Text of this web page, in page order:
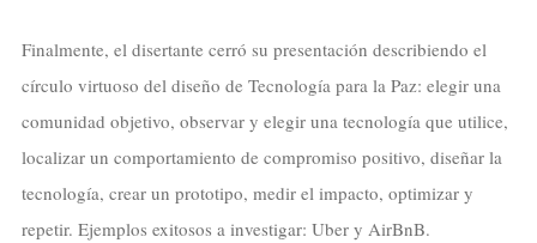
Finalmente, el disertante cerró su presentación describiendo el
círculo virtuoso del diseño de Tecnología para la Paz: elegir una
comunidad objetivo, observar y elegir una tecnología que utilice,
localizar un comportamiento de compromiso positivo, diseñar la
tecnología, crear un prototipo, medir el impacto, optimizar y
repetir. Ejemplos exitosos a investigar: Uber y AirBnB.